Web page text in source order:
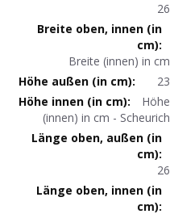
26
Breite (innen) in cm
23
Höhe
(innen) in cm - Scheurich
26